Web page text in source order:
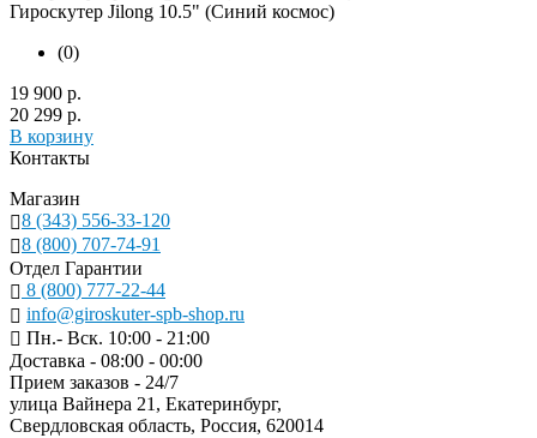
Гироскутер Jilong 10.5" (Синий космос)
(0)
19 900 р.
20 299 р.
В корзину
Контакты
Магазин
8 (343) 556-33-120
8 (800) 707-74-91
Отдел Гарантии
8 (800) 777-22-44
info@giroskuter-spb-shop.ru
Пн.- Вск. 10:00 - 21:00
Доставка - 08:00 - 00:00
Прием заказов - 24/7
улица Вайнера 21, Екатеринбург,
Свердловская область, Россия, 620014